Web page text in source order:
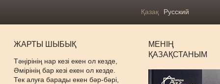
Қазақ Русский
ЖАРТЫ ШЫБЫҚ
Тәңірінің нар кезі екен ол кезде,
Әмірінің бар кезі екен ол кезде.
Тек алуға барады екен бәр-бәрі,
МЕНІҢ
ҚАЗАҚСТАНЫМ